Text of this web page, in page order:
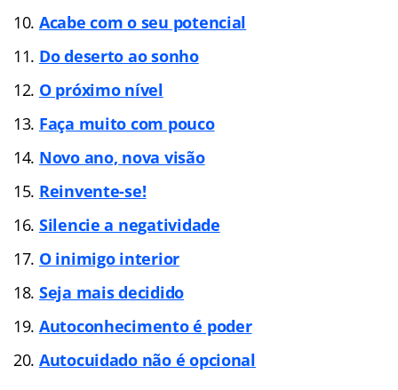
Acabe com o seu potencial
Do deserto ao sonho
O próximo nível
Faça muito com pouco
Novo ano, nova visão
Reinvente-se!
Silencie a negatividade
O inimigo interior
Seja mais decidido
Autoconhecimento é poder
Autocuidado não é opcional